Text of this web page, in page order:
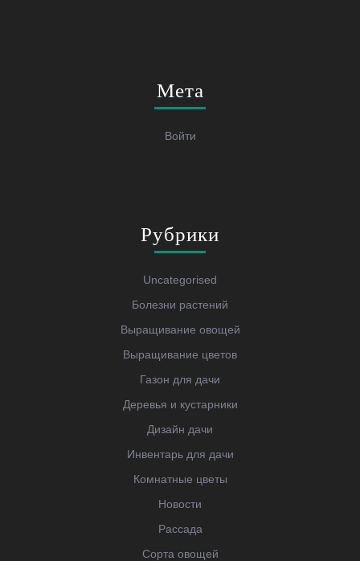
Мета
Войти
Рубрики
Uncategorised
Болезни растений
Выращивание овощей
Выращивание цветов
Газон для дачи
Деревья и кустарники
Дизайн дачи
Инвентарь для дачи
Комнатные цветы
Новости
Рассада
Сорта овощей